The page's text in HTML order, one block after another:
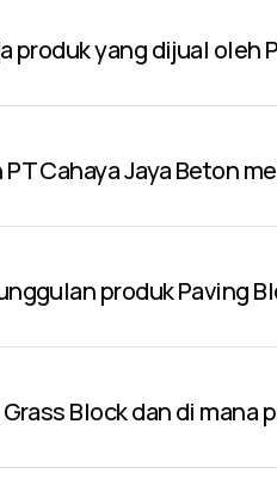
produk yang dijual oleh
PT Cahaya Jaya Beton
produk Paving
Block dan di mana